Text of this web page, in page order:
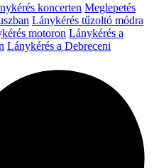
koncerten Meglepetés
Lánykérés tűzoltó módra
motoron Lánykérés a
Lánykérés a Debreceni